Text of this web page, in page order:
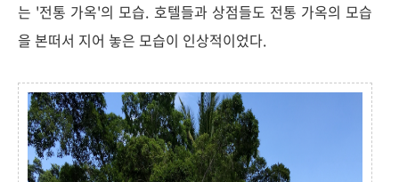
는 '전통 가옥'의 모습. 호텔들과 상점들도 전통 가옥의 모습
을 본떠서 지어 놓은 모습이 인상적이었다.